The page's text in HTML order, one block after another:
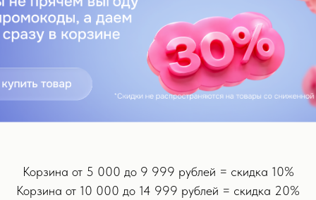
условиях.
способ поддержания здоровья кожи. В последние
доступной и комфортной. В этой статье мы рассмотрим
Корзина от 5 000 до 9 999 рублей = скидка 10%
Корзина от 10 000 до 14 999 рублей = скидка 20%